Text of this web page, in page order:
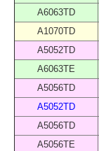
A6063TD
A1070TD
A5052TD
A6063TE
A5056TD
A5052TD
A5056TD
A5056TE